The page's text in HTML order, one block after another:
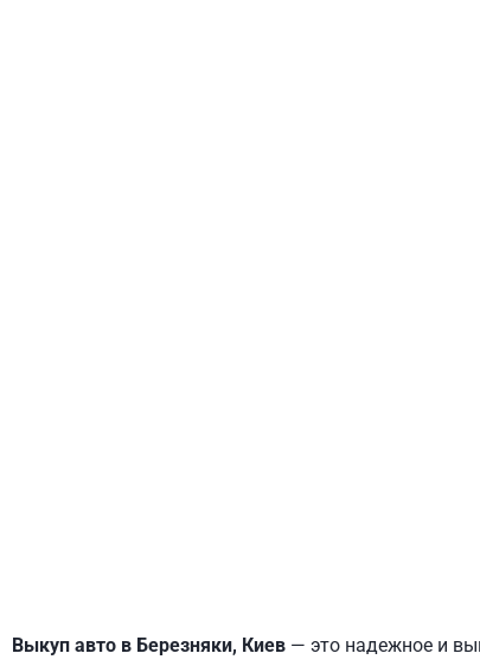
Выкуп авто в Березняки, Киев — это надежное и